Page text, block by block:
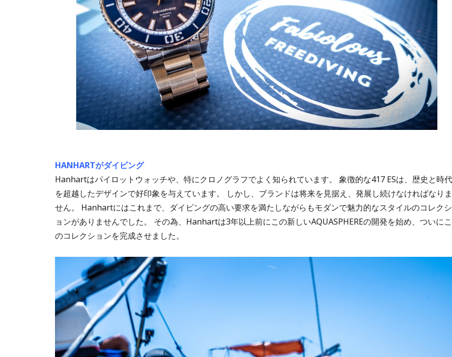
HANHARTがダイビング
Hanhartはパイロットウォッチや、特にクロノグラフでよく知られています。 象徴的な417 ESは、歴史と時代
を超越したデザインで好印象を与えています。 しかし、ブランドは将来を見据え、発展し続けなければなりま
せん。 Hanhartにはこれまで、ダイビングの高い要求を満たしながらもモダンで魅力的なスタイルのコレクシ
ョンがありませんでした。 その為、Hanhartは3年以上前にこの新しいAQUASPHEREの開発を始め、ついにこ
のコレクションを完成させました。